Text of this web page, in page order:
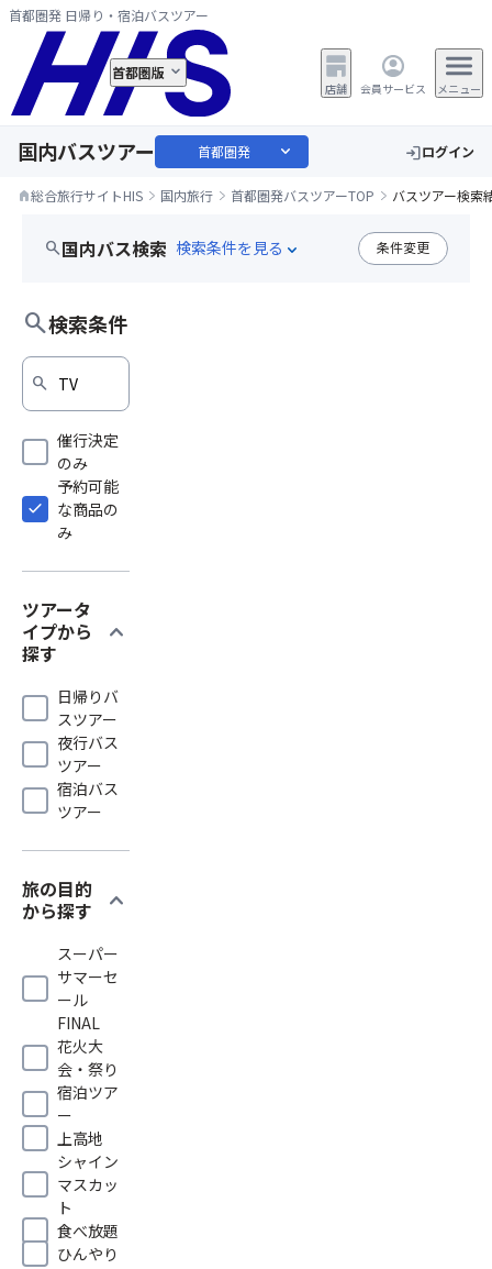
首都圏発 日帰り・宿泊バスツアー
首都圏版
店舗 会員サービス メニュー
国内バスツアー 首都圏発 expand_more loginログイン
home総合旅行サイトHIS 国内旅行 首都圏発バスツアーTOP バスツアー検索
search国内バス検索 expand_more
edit
条件変更
search検索条件
search
催行決定
のみ
予約可能
な商品の
み
ツアータ
イプから
探す
expand_more
日帰りバ
スツアー
夜行バス
ツアー
宿泊バス
ツアー
旅の目的
から探す
expand_more
スーパー
サマーセ
ール
FINAL
花火大
会・祭り
宿泊ツア
ー
上高地
シャイン
マスカッ
ト
食べ放題
ひんやり